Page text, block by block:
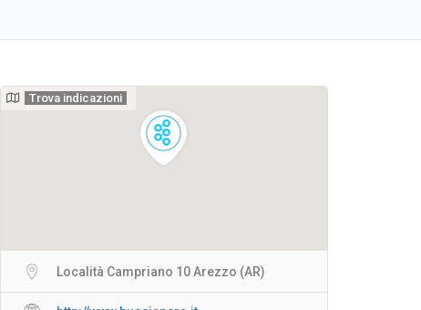
Trova indicazioni
Località Campriano 10 Arezzo (AR)